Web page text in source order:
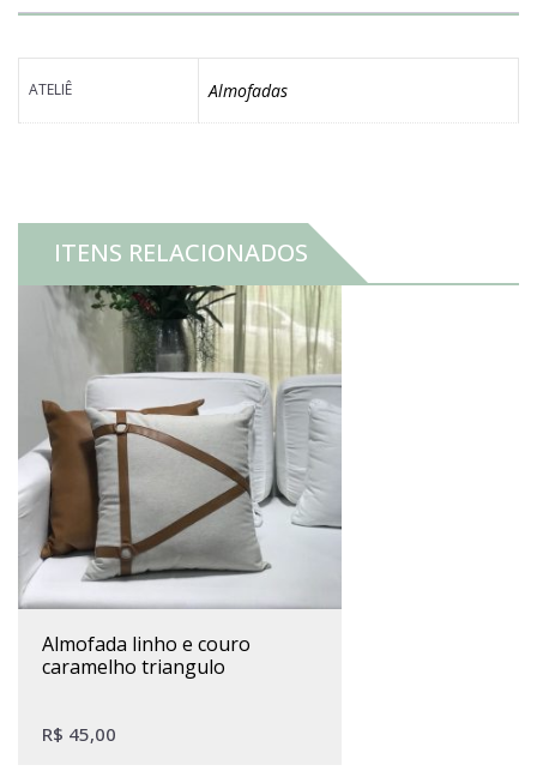
ATELIÊ Almofadas
ITENS RELACIONADOS
almofada linho e couro
caramelho triangulo
R$ 45,00